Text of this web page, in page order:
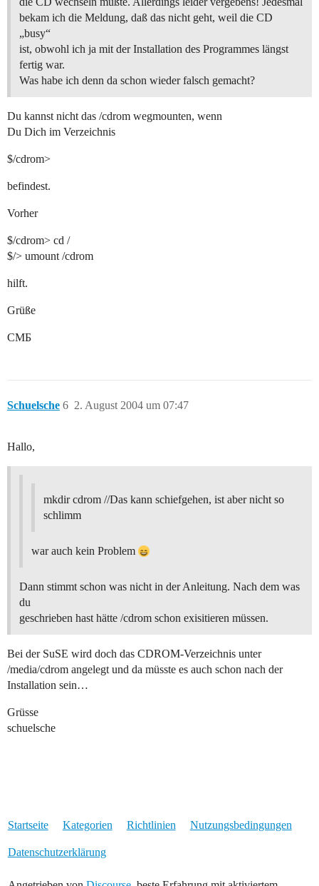
bekam ich die Meldung, daß das nicht geht, weil die CD
„busy“
ist, obwohl ich ja mit der Installation des Programmes längst
fertig war.
Was habe ich denn da schon wieder falsch gemacht?
Du kannst nicht das /cdrom wegmounten, wenn
Du Dich im Verzeichnis
$/cdrom>
befindest.
Vorher
$/cdrom> cd /
$/> umount /cdrom
hilft.
Grüße
CMБ
Schuelsche 2. August 2004 um 07:47
6
Hallo,
mkdir cdrom //Das kann schiefgehen, ist aber nicht so
schlimm
war auch kein Problem
Dann stimmt schon was nicht in der Anleitung. Nach dem was
du
geschrieben hast hätte /cdrom schon exisitieren müssen.
Bei der SuSE wird doch das CDROM-Verzeichnis unter
/media/cdrom angelegt und da müsste es auch schon nach der
Installation sein…
Grüsse
schuelsche
Startseite Kategorien Richtlinien Nutzungsbedingungen
Datenschutzerklärung